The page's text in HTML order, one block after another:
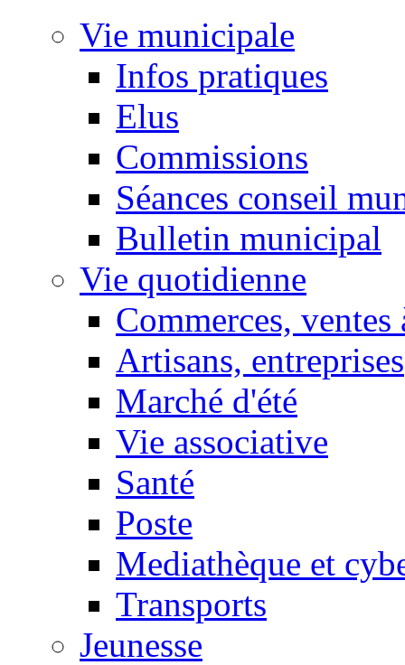
Vie municipale
Infos pratiques
Elus
Commissions
Séances conseil
Bulletin municipal
Vie quotidienne
Commerces, ventes
Artisans, entreprises
Marché d'été
Vie associative
Santé
Poste
Mediathèque et
Transports
Jeunesse